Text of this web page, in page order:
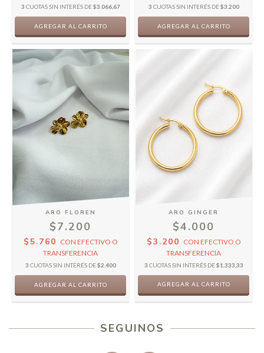
3 CUOTAS SIN INTERÉS DE$3.066,67 3 CUOTAS SIN INTERÉS DE$3.200
ARO FLOREN
$7.200
$5.760 CON EFECTIVO O
TRANSFERENCIA
3 CUOTAS SIN INTERÉS DE$2.400
ARO GINGER
$4.000
$3.200 CON EFECTIVO O
TRANSFERENCIA
3 CUOTAS SIN INTERÉS DE$1.333,33
AGREGAR AL CARRITO
SEGUINOS